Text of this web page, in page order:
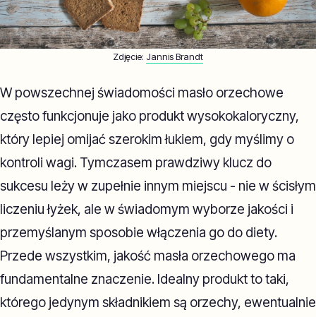
Zdjęcie: Jannis Brandt
W powszechnej świadomości masło orzechowe
często funkcjonuje jako produkt wysokokaloryczny,
który lepiej omijać szerokim łukiem, gdy myślimy o
kontroli wagi. Tymczasem prawdziwy klucz do
sukcesu leży w zupełnie innym miejscu - nie w ścisłym
liczeniu łyżek, ale w świadomym wyborze jakości i
przemyślanym sposobie włączenia go do diety.
Przede wszystkim, jakość masła orzechowego ma
fundamentalne znaczenie. Idealny produkt to taki,
którego jedynym składnikiem są orzechy, ewentualnie